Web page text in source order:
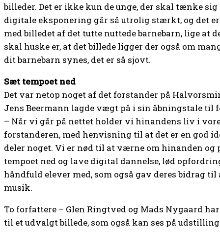
billeder. Det er ikke kun de unge, der skal tænke
digitale eksponering går så utrolig stærkt, og det
med billedet af det tutte nuttede barnebarn, lige at
skal huske er, at det billede ligger der også om
dit barnebarn synes, det er så sjovt.
Sæt tempoet ned
Det var netop noget af det forstander på
Jens Beermann lagde vægt på i sin åbningstale til
– Når vi går på nettet holder vi hinandens liv i
forstanderen, med henvisning til at det er en god
deler noget. Vi er nød til at værne om hinanden
tempoet ned og lave digital dannelse, lød
håndfuld elever med, som også gav deres bidrag til
musik.
To forfattere – Glen Ringtved og Mads Nygaard
til et udvalgt billede, som også kan ses på